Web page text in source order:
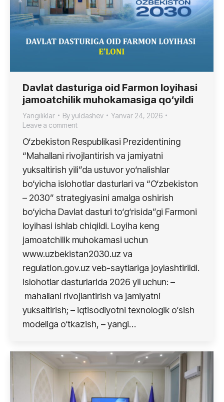
Davlat dasturiga oid Farmon loyihasi
jamoatchilik muhokamasiga qo‘yildi
Yangiliklar Byyuldashev
Yanvar 24, 2026
Leave a comment
O‘zbekiston Respublikasi Prezidentining
“Mahallani rivojlantirish va jamiyatni
yuksaltirish yili”da ustuvor yo‘nalishlar
bo‘yicha islohotlar dasturlari va “O‘zbekiston
– 2030” strategiyasini amalga oshirish
bo‘yicha Davlat dasturi to‘g‘risida”gi Farmoni
loyihasi ishlab chiqildi. Loyiha keng
jamoatchilik muhokamasi uchun
www.uzbekistan2030.uz va
regulation.gov.uz veb-saytlariga joylashtirildi.
Islohotlar dasturlarida 2026 yil uchun: –
mahallani rivojlantirish va jamiyatni
yuksaltirish; – iqtisodiyotni texnologik o‘sish
modeliga o‘tkazish, – yangi…